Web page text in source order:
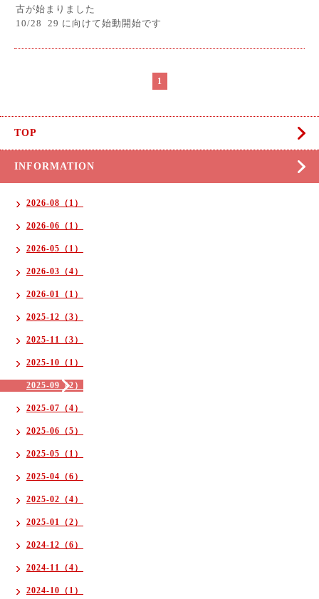
古が始まりました
10/28 29 に向けて始動開始です
1
TOP
INFORMATION
2026-08（1）
2026-06（1）
2026-05（1）
2026-03（4）
2026-01（1）
2025-12（3）
2025-11（3）
2025-10（1）
2025-09（2）
2025-07（4）
2025-06（5）
2025-05（1）
2025-04（6）
2025-02（4）
2025-01（2）
2024-12（6）
2024-11（4）
2024-10（1）